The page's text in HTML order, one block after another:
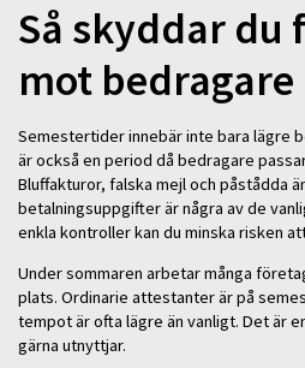
Så skyddar du
mot
Semestertider innebär inte bara lägre
är också en period då bedragare
Bluffakturor, falska mejl och påstådda
betalningsuppgifter är några av de
enkla kontroller kan du minska risken
Under sommaren arbetar många
plats. Ordinarie attestanter är på
tempot är ofta lägre än vanligt. Det är
gärna utnyttjar.